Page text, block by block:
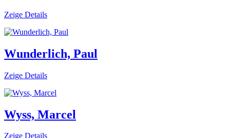
Zeige Details
Wunderlich, Paul
Zeige Details
Wyss, Marcel
Zeige Details